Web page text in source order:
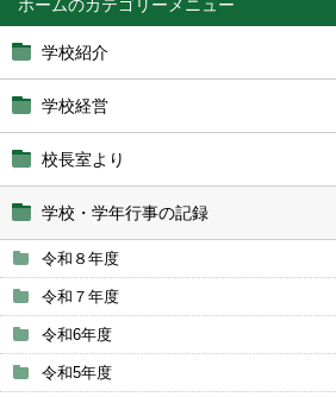
ホーム
学校紹介
学校経営
校長室より
学校・学年行事の記録
令和８年度
令和７年度
令和6年度
令和5年度